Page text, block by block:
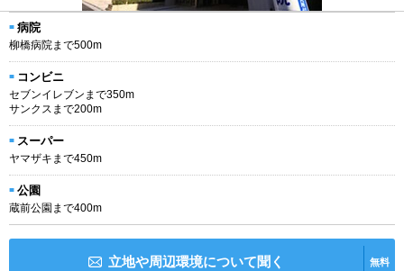
病院
柳橋病院まで500m
コンビニ
セブンイレブンまで350m
サンクスまで200m
スーパー
ヤマザキまで450m
公園
蔵前公園まで400m
立地や周辺環境について聞く 無料